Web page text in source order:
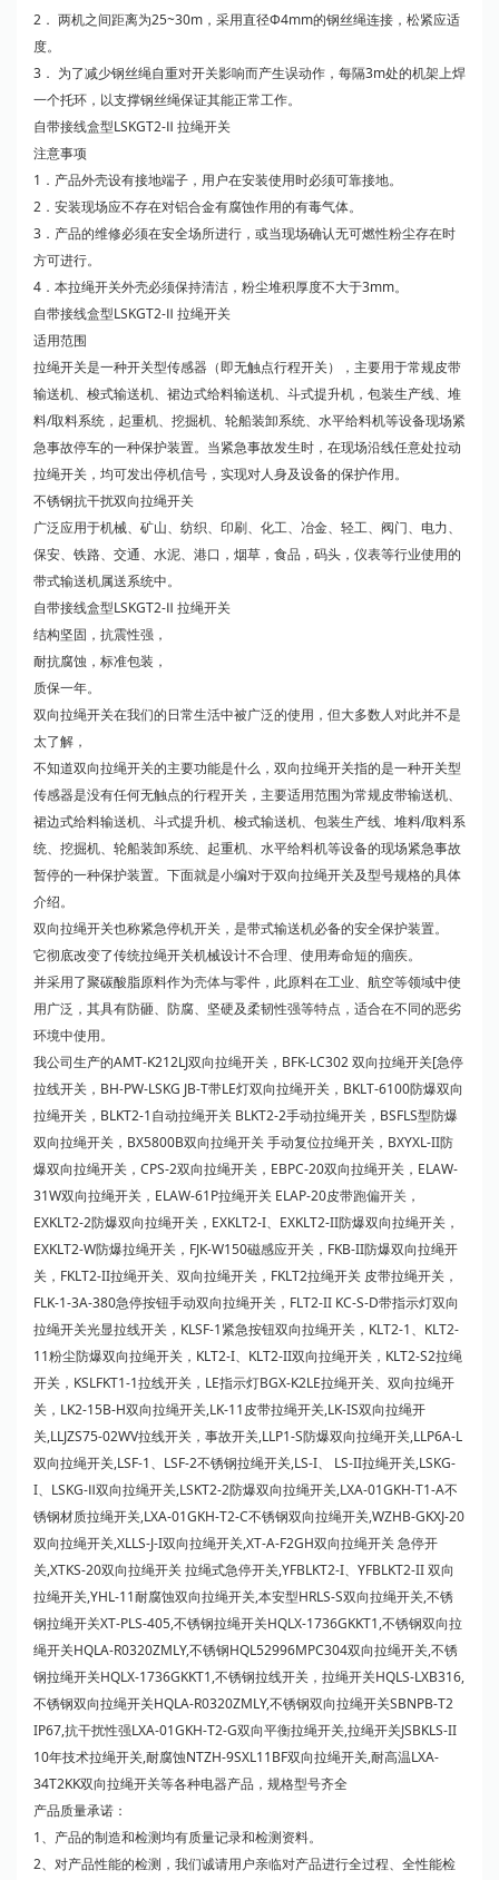
2． 两机之间距离为25~30m，采用直径Ф4mm的钢丝绳连接，松紧应适
度。
3． 为了减少钢丝绳自重对开关影响而产生误动作，每隔3m处的机架上焊
一个托环，以支撑钢丝绳保证其能正常工作。
自带接线盒型LSKGT2-Ⅱ 拉绳开关
注意事项
1．产品外壳设有接地端子，用户在安装使用时必须可靠接地。
2．安装现场应不存在对铝合金有腐蚀作用的有毒气体。
3．产品的维修必须在安全场所进行，或当现场确认无可燃性粉尘存在时
方可进行。
4．本拉绳开关外壳必须保持清洁，粉尘堆积厚度不大于3mm。
自带接线盒型LSKGT2-Ⅱ 拉绳开关
适用范围
拉绳开关是一种开关型传感器（即无触点行程开关），主要用于常规皮带
输送机、梭式输送机、裙边式给料输送机、斗式提升机，包装生产线、堆
料/取料系统，起重机、挖掘机、轮船装卸系统、水平给料机等设备现场紧
急事故停车的一种保护装置。当紧急事故发生时，在现场沿线任意处拉动
拉绳开关，均可发出停机信号，实现对人身及设备的保护作用。
不锈钢抗干扰双向拉绳开关
广泛应用于机械、矿山、纺织、印刷、化工、冶金、轻工、阀门、电力、
保安、铁路、交通、水泥、港口，烟草，食品，码头，仪表等行业使用的
带式输送机属送系统中。
自带接线盒型LSKGT2-Ⅱ 拉绳开关
结构坚固，抗震性强，
耐抗腐蚀，标准包装，
质保一年。
双向拉绳开关在我们的日常生活中被广泛的使用，但大多数人对此并不是
太了解，
不知道双向拉绳开关的主要功能是什么，双向拉绳开关指的是一种开关型
传感器是没有任何无触点的行程开关，主要适用范围为常规皮带输送机、
裙边式给料输送机、斗式提升机、梭式输送机、包装生产线、堆料/取料系
统、挖掘机、轮船装卸系统、起重机、水平给料机等设备的现场紧急事故
暂停的一种保护装置。下面就是小编对于双向拉绳开关及型号规格的具体
介绍。
双向拉绳开关也称紧急停机开关，是带式输送机必备的安全保护装置。
它彻底改变了传统拉绳开关机械设计不合理、使用寿命短的痼疾。
并采用了聚碳酸脂原料作为壳体与零件，此原料在工业、航空等领域中使
用广泛，其具有防砸、防腐、坚硬及柔韧性强等特点，适合在不同的恶劣
环境中使用。
我公司生产的AMT-K212LJ双向拉绳开关，BFK-LC302 双向拉绳开关[急停
拉线开关，BH-PW-LSKG JB-T带LE灯双向拉绳开关，BKLT-6100防爆双向
拉绳开关，BLKT2-1自动拉绳开关 BLKT2-2手动拉绳开关，BSFLS型防爆
双向拉绳开关，BX5800B双向拉绳开关 手动复位拉绳开关，BXYXL-II防
爆双向拉绳开关，CPS-2双向拉绳开关，EBPC-20双向拉绳开关，ELAW-
31W双向拉绳开关，ELAW-61P拉绳开关 ELAP-20皮带跑偏开关 ，
EXKLT2-2防爆双向拉绳开关，EXKLT2-I、EXKLT2-II防爆双向拉绳开关，
EXKLT2-W防爆拉绳开关，FJK-W150磁感应开关，FKB-II防爆双向拉绳开
关，FKLT2-II拉绳开关、双向拉绳开关，FKLT2拉绳开关 皮带拉绳开关，
FLK-1-3A-380急停按钮手动双向拉绳开关，FLT2-II KC-S-D带指示灯双向
拉绳开关光显拉线开关，KLSF-1紧急按钮双向拉绳开关，KLT2-1、KLT2-
11粉尘防爆双向拉绳开关，KLT2-I、KLT2-II双向拉绳开关，KLT2-S2拉绳
开关，KSLFKT1-1拉线开关，LE指示灯BGX-K2LE拉绳开关、双向拉绳开
关，LK2-15B-H双向拉绳开关,LK-11皮带拉绳开关,LK-IS双向拉绳开
关,LLJZS75-02WV拉线开关，事故开关,LLP1-S防爆双向拉绳开关,LLP6A-L
双向拉绳开关,LSF-1、LSF-2不锈钢拉绳开关,LS-I、 LS-II拉绳开关,LSKG-
I、LSKG-Ⅱ双向拉绳开关,LSKT2-2防爆双向拉绳开关,LXA-01GKH-T1-A不
锈钢材质拉绳开关,LXA-01GKH-T2-C不锈钢双向拉绳开关,WZHB-GKXJ-20
双向拉绳开关,XLLS-J-I双向拉绳开关,XT-A-F2GH双向拉绳开关 急停开
关,XTKS-20双向拉绳开关 拉绳式急停开关,YFBLKT2-I、YFBLKT2-II 双向
拉绳开关,YHL-11耐腐蚀双向拉绳开关,本安型HRLS-S双向拉绳开关,不锈
钢拉绳开关XT-PLS-405,不锈钢拉绳开关HQLX-1736GKKT1,不锈钢双向拉
绳开关HQLA-R0320ZMLY,不锈钢HQL52996MPC304双向拉绳开关,不锈
钢拉绳开关HQLX-1736GKKT1,不锈钢拉线开关，拉绳开关HQLS-LXB316,
不锈钢双向拉绳开关HQLA-R0320ZMLY,不锈钢双向拉绳开关SBNPB-T2
IP67,抗干扰性强LXA-01GKH-T2-G双向平衡拉绳开关,拉绳开关JSBKLS-II
10年技术拉绳开关,耐腐蚀NTZH-9SXL11BF双向拉绳开关,耐高温LXA-
34T2KK双向拉绳开关等各种电器产品，规格型号齐全
产品质量承诺：
1、产品的制造和检测均有质量记录和检测资料。
2、对产品性能的检测，我们诚请用户亲临对产品进行全过程、全性能检